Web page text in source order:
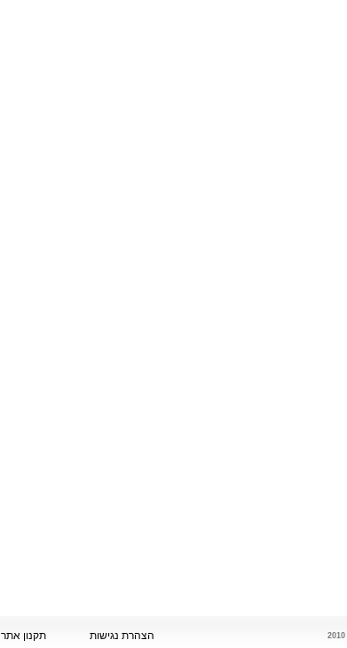
תקנון אתר הצהרת נגישות